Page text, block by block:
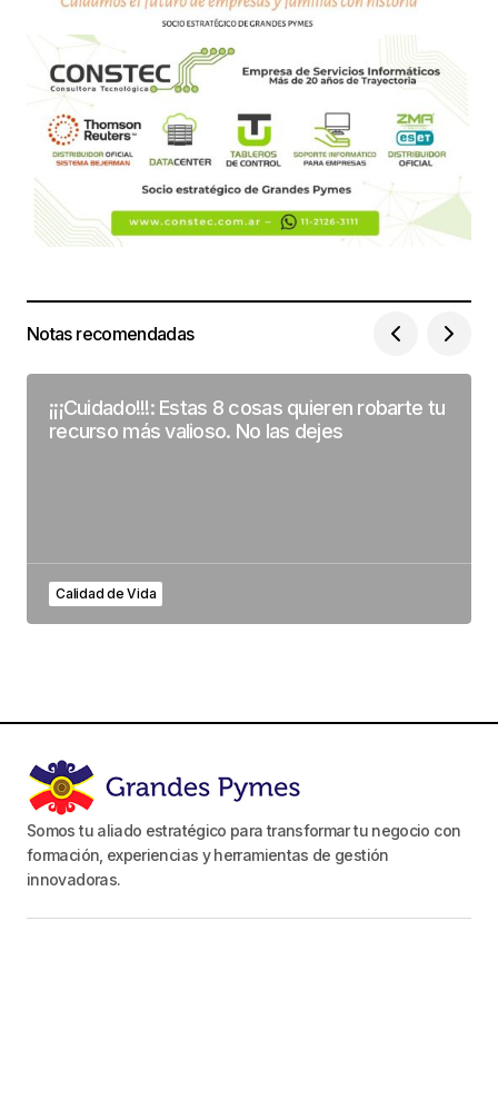
Notas recomendadas
¡¡¡Cuidado!!!: Estas 8 cosas quieren robarte tu
recurso más valioso. No las dejes
Calidad de Vida
Somos tu aliado estratégico para transformar tu negocio con
formación, experiencias y herramientas de gestión
innovadoras.